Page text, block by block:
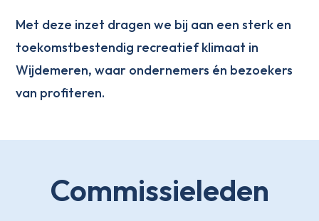
Met deze inzet dragen we bij aan een sterk en
toekomstbestendig recreatief klimaat in
Wijdemeren, waar ondernemers én bezoekers
van profiteren.
Commissieleden